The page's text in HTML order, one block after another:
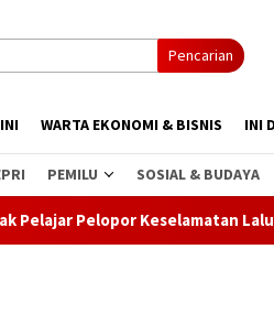
Pencarian
WARTA EKONOMI & BISNIS INI
PEMILU SOSIAL & BUDAYA
Keselamatan Lalu Lintas